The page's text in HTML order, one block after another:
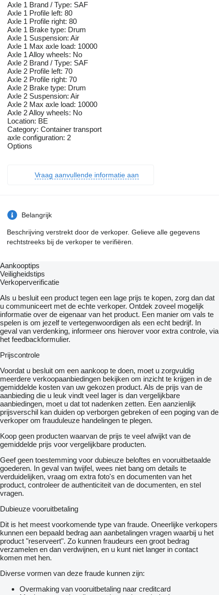
Axle 1 Brand / Type: SAF
Axle 1 Profile left: 80
Axle 1 Profile right: 80
Axle 1 Brake type: Drum
Axle 1 Suspension: Air
Axle 1 Max axle load: 10000
Axle 1 Alloy wheels: No
Axle 2 Brand / Type: SAF
Axle 2 Profile left: 70
Axle 2 Profile right: 70
Axle 2 Brake type: Drum
Axle 2 Suspension: Air
Axle 2 Max axle load: 10000
Axle 2 Alloy wheels: No
Location: BE
Category: Container transport
axle configuration: 2
Options
Vraag aanvullende informatie aan
Belangrijk
Beschrijving verstrekt door de verkoper. Gelieve alle gegevens
rechtstreeks bij de verkoper te verifiëren.
Aankooptips
Veiligheidstips
Verkoperverificatie
Als u besluit een product tegen een lage prijs te kopen, zorg dan dat
u communiceert met de echte verkoper. Ontdek zoveel mogelijk
informatie over de eigenaar van het product. Een manier om vals te
spelen is om jezelf te vertegenwoordigen als een echt bedrijf. In
geval van verdenking, informeer ons hierover voor extra controle, via
het feedbackformulier.
Prijscontrole
Voordat u besluit om een ​​aankoop te doen, moet u zorgvuldig
meerdere verkoopaanbiedingen bekijken om inzicht te krijgen in de
gemiddelde kosten van uw gekozen product. Als de prijs van de
aanbieding die u leuk vindt veel lager is dan vergelijkbare
aanbiedingen, moet u dat tot nadenken zetten. Een aanzienlijk
prijsverschil kan duiden op verborgen gebreken of een poging van de
verkoper om frauduleuze handelingen te plegen.
Koop geen producten waarvan de prijs te veel afwijkt van de
gemiddelde prijs voor vergelijkbare producten.
Geef geen toestemming voor dubieuze beloftes en vooruitbetaalde
goederen. In geval van twijfel, wees niet bang om details te
verduidelijken, vraag om extra foto's en documenten van het
product, controleer de authenticiteit van de documenten, en stel
vragen.
Dubieuze vooruitbetaling
Dit is het meest voorkomende type van fraude. Oneerlijke verkopers
kunnen een bepaald bedrag aan aanbetalingen vragen waarbij u het
product "reserveert". Zo kunnen fraudeurs een groot bedrag
verzamelen en dan verdwijnen, en u kunt niet langer in contact
komen met hen.
Diverse vormen van deze fraude kunnen zijn:
Overmaking van vooruitbetaling naar creditcard